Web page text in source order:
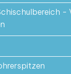
-